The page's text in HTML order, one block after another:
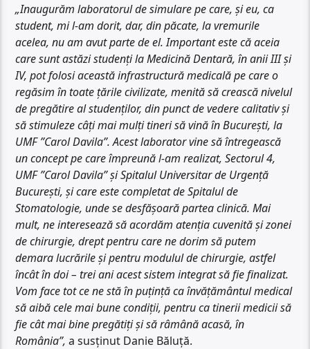
„Inaugurăm laboratorul de simulare pe care, și eu, ca
student, mi l-am dorit, dar, din păcate, la vremurile
acelea, nu am avut parte de el. Important este că aceia
care sunt astăzi studenți la Medicină Dentară, în anii III și
IV, pot folosi această infrastructură medicală pe care o
regăsim în toate țările civilizate, menită să crească nivelul
de pregătire al studenților, din punct de vedere calitativ și
să stimuleze câți mai mulți tineri să vină în București, la
UMF ”Carol Davila”. Acest laborator vine să întregească
un concept pe care împreună l-am realizat, Sectorul 4,
UMF ”Carol Davila” și Spitalul Universitar de Urgență
București, și care este completat de Spitalul de
Stomatologie, unde se desfășoară partea clinică. Mai
mult, ne interesează să acordăm atenția cuvenită și zonei
de chirurgie, drept pentru care ne dorim să putem
demara lucrările și pentru modulul de chirurgie, astfel
încât în doi – trei ani acest sistem integrat să fie finalizat.
Vom face tot ce ne stă în puțință ca învățământul medical
să aibă cele mai bune condiții, pentru ca tinerii medicii să
fie cât mai bine pregătiți și să râmână acasă, în
România”, a susținut Danie Băluță.